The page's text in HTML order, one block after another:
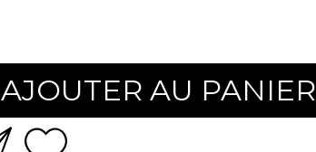
AJOUTER AU PANIER